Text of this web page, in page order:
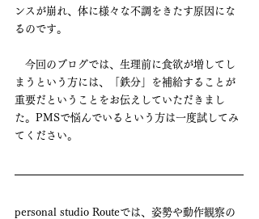
ンスが崩れ、体に様々な不調をきたす原因にな
るのです。
今回のブログでは、生理前に食欲が増してし
まうという方には、「鉄分」を補給することが
重要だということをお伝えしていただきまし
た。PMSで悩んでいるという方は一度試してみ
てください。
personal studio Routeでは、姿勢や動作観察の